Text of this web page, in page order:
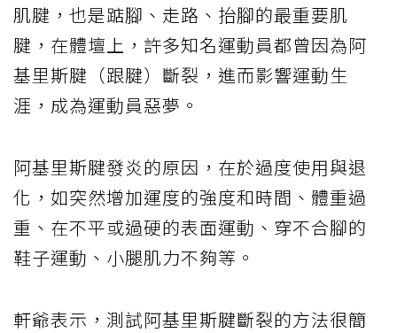
肌腱，也是踮腳、走路、抬腳的最重要肌
腱，在體壇上，許多知名運動員都曾因為阿
基里斯腱（跟腱）斷裂，進而影響運動生
涯，成為運動員惡夢。
阿基里斯腱發炎的原因，在於過度使用與退
化，如突然增加運度的強度和時間、體重過
重、在不平或過硬的表面運動、穿不合腳的
鞋子運動、小腿肌力不夠等。
軒爺表示，測試阿基里斯腱斷裂的方法很簡